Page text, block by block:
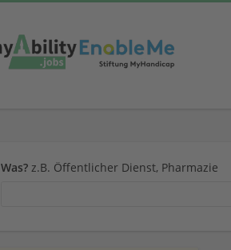
Was? z.B. Öffentlicher Dienst, Pharmazie